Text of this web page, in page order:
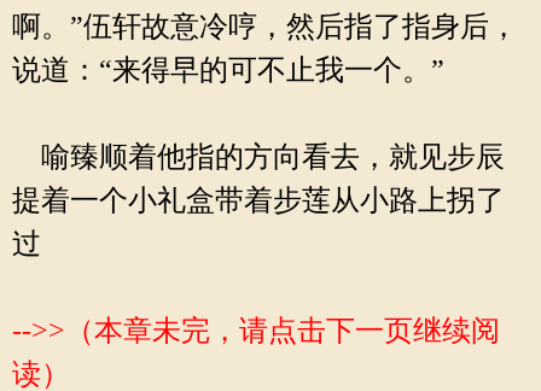
啊。”伍轩故意冷哼，然后指了指身后，
说道：“来得早的可不止我一个。”
喻臻顺着他指的方向看去，就见步辰
提着一个小礼盒带着步莲从小路上拐了
过
-->>（本章未完，请点击下一页继续阅
读）